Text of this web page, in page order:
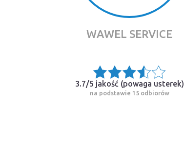
WAWEL SERVICE
3.7/5 jakość (powaga usterek)
na podstawie 15 odbiorów